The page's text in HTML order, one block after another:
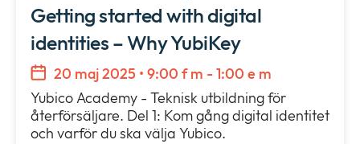
Getting started with digital
identities – Why YubiKey
20 maj 2025 • 9:00 f m - 1:00 e m
Yubico Academy - Teknisk utbildning för
återförsäljare. Del 1: Kom gång digital identitet
och varför du ska välja Yubico.